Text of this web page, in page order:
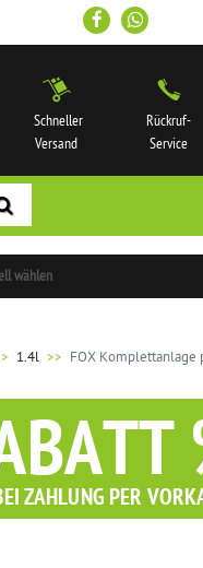
Schneller
Versand
Rückruf-
Service
wählen
1.4l FOX Komplettanlage
ZAHLUNG PER